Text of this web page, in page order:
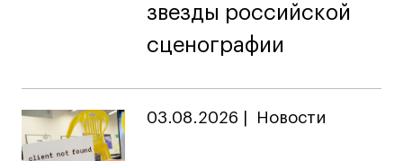
звезды российской
сценографии
03.08.2026 Новости